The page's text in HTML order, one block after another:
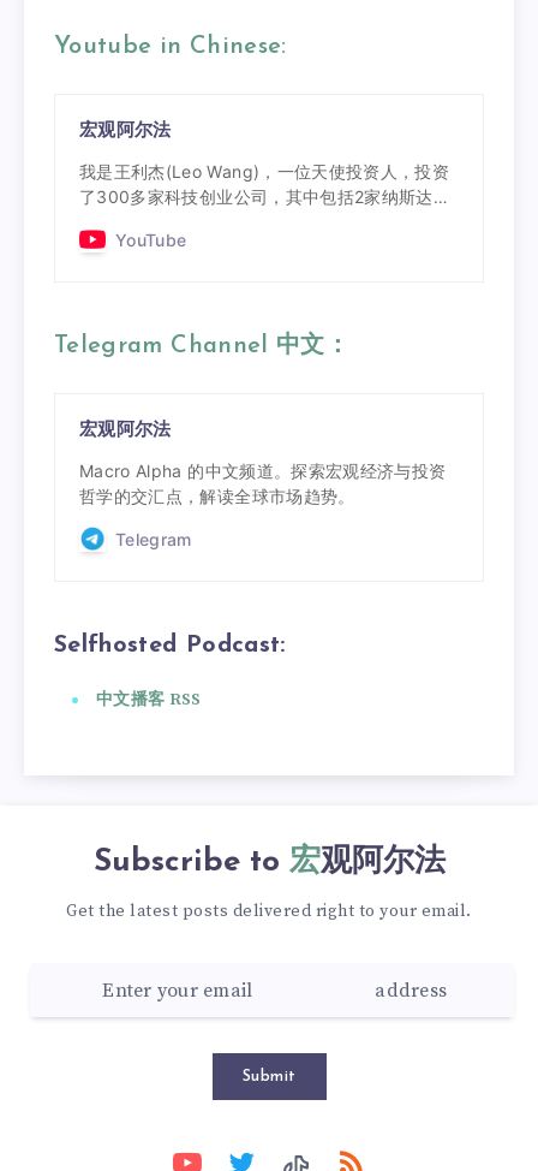
Youtube in Chinese:
宏观阿尔法
我是王利杰(Leo Wang)，一位天使投资人，投资
了300多家科技创业公司，其中包括2家纳斯达克
市公司（越疆科技、迅策科技），以及4家独角兽
会讨论AI、比特币和全球宏观趋势。
YouTube
Telegram Channel 中文：
宏观阿尔法
Macro Alpha 的中文频道。探索宏观经济与投资
哲学的交汇点，解读全球市场趋势。
Telegram
Selfhosted Podcast:
中文播客 RSS
Subscribe to 宏观阿尔法
Get the latest posts delivered right to your email.
Submit